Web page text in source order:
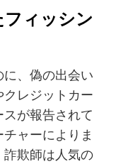
ィッシン
、偽の出会い
レジットカー
スが報告されて
ャーによりま
欺師は人気の